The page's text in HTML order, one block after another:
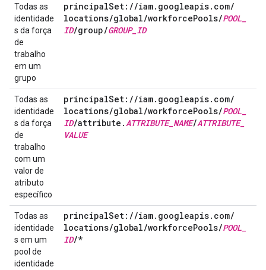
Todas as
identidade
s da força
de
trabalho
em um
grupo
principalSet: //iam. googleapis. com/
locations/global/workforcePools/POOL
ID/group/GROUP_ ID
Todas as
identidade
s da força
de
trabalho
com um
valor de
atributo
específico
principalSet: //iam. googleapis. com/
locations/global/workforcePools/POOL
ID/attribute .ATTRIBUTE_ NAME/ATTRIBUTE_
VALUE
Todas as
identidade
s em um
pool de
identidade
principalSet: //iam. googleapis. com/
locations/global/workforcePools/POOL
ID/*